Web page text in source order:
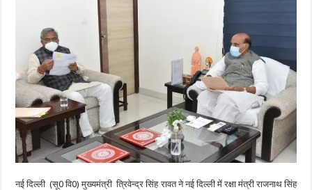
नई दिल्ली(सू0 वि0) मुख्यमंत्री त्रिवेन्द्र सिंह रावत ने नई दिल्ली में रक्षा मंत्री राजनाथ सिंह